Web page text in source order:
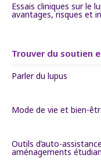
Essais cliniques sur le
avantages, risques et
Trouver du soutien
Parler du lupus
Mode de vie et bien-
Outils d’auto-
aménagements